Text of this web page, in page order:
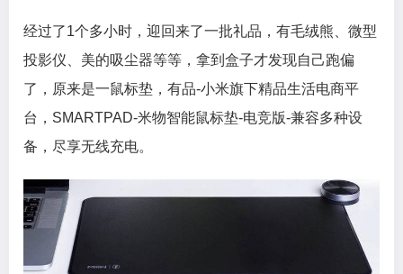
经过了1个多小时，迎回来了一批礼品，有毛绒熊、微型
投影仪、美的吸尘器等等，拿到盒子才发现自己跑偏
了，原来是一鼠标垫，有品-小米旗下精品生活电商平
台，SMARTPAD-米物智能鼠标垫-电竞版-兼容多种设
备，尽享无线充电。